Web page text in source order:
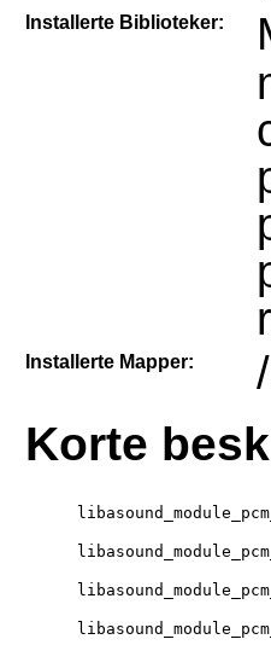
Installerte Biblioteker:
Installerte Mapper:
Korte